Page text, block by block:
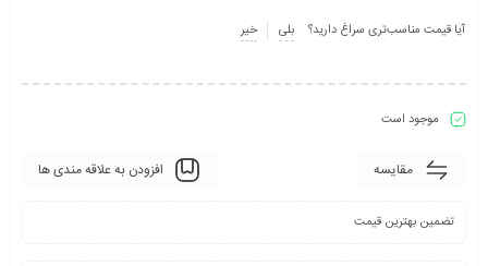
آیا قیمت مناسب‌تری سراغ دارید؟ بلی خیر
موجود است
مقایسه افزودن به علاقه مندی ها
تضمین بهترین قیمت